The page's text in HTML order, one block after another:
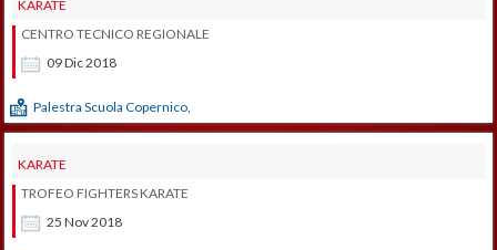
KARATE
09Dic2018
CENTRO TECNICO REGIONALE
Palestra Scuola Copernico,
KARATE
25 Nov2018
TROFEO FIGHTERS KARATE